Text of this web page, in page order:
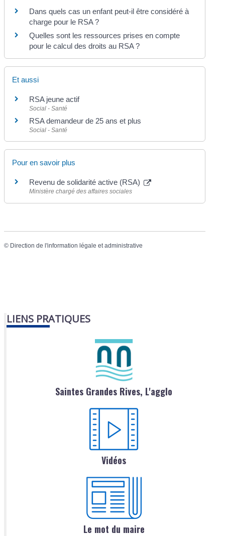
Dans quels cas un enfant peut-il être considéré à
charge pour le RSA ?
Quelles sont les ressources prises en compte
pour le calcul des droits au RSA ?
Et aussi
RSA jeune actif
Social - Santé
RSA demandeur de 25 ans et plus
Social - Santé
Pour en savoir plus
Revenu de solidarité active (RSA)
Ministère chargé des affaires sociales
© Direction de l'information légale et administrative
LIENS PRATIQUES
Saintes Grandes Rives, L'agglo
Vidéos
Le mot du maire